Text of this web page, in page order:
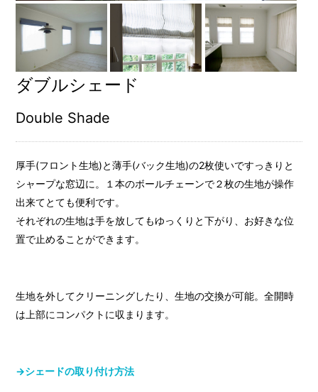
ダブルシェード
Double Shade
厚手(フロント生地)と薄手(バック生地)の2枚使いですっきりと
シャープな窓辺に。１本のボールチェーンで２枚の生地が操作
出来てとても便利です。
それぞれの生地は手を放してもゆっくりと下がり、お好きな位
置で止めることができます。
生地を外してクリーニングしたり、生地の交換が可能。全開時
は上部にコンパクトに収まります。
→シェードの取り付け方法